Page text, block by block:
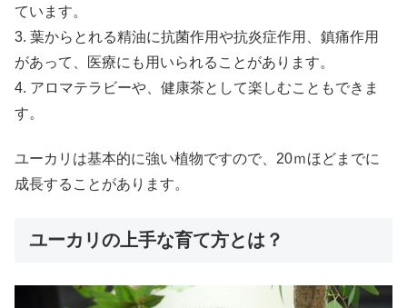
ています。
3. 葉からとれる精油に抗菌作用や抗炎症作用、鎮痛作用
があって、医療にも用いられることがあります。
4. アロマテラビーや、健康茶として楽しむこともできま
す。
ユーカリは基本的に強い植物ですので、20ｍほどまでに
成長することがあります。
ユーカリの上手な育て方とは？